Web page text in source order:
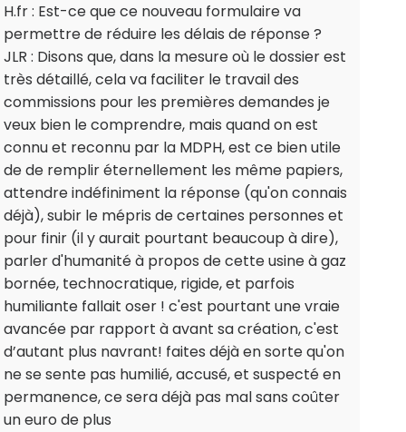
H.fr : Est-ce que ce nouveau formulaire va
permettre de réduire les délais de réponse ?
JLR : Disons que, dans la mesure où le dossier est
très détaillé, cela va faciliter le travail des
commissions pour les premières demandes je
veux bien le comprendre, mais quand on est
connu et reconnu par la MDPH, est ce bien utile
de de remplir éternellement les même papiers,
attendre indéfiniment la réponse (qu'on connais
déjà), subir le mépris de certaines personnes et
pour finir (il y aurait pourtant beaucoup à dire),
parler d'humanité à propos de cette usine à gaz
bornée, technocratique, rigide, et parfois
humiliante fallait oser ! c'est pourtant une vraie
avancée par rapport à avant sa création, c'est
d’autant plus navrant! faites déjà en sorte qu'on
ne se sente pas humilié, accusé, et suspecté en
permanence, ce sera déjà pas mal sans coûter
un euro de plus